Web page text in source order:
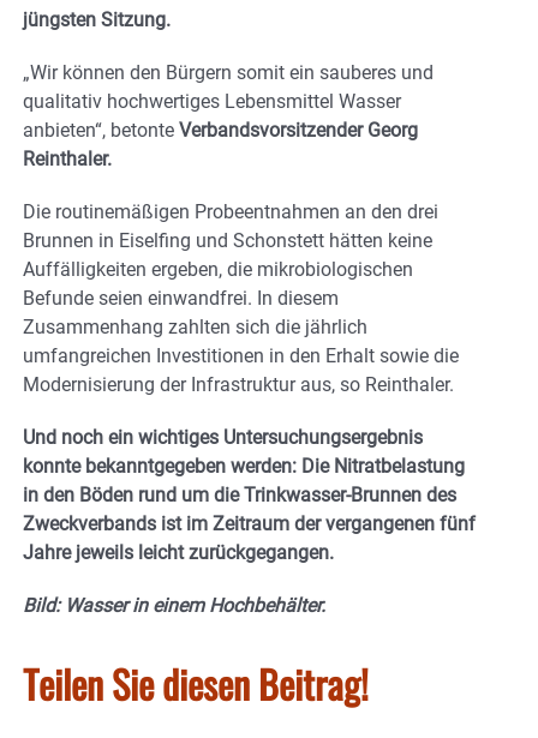
jüngsten Sitzung.
„Wir können den Bürgern somit ein sauberes und
qualitativ hochwertiges Lebensmittel Wasser
anbieten“, betonte Verbandsvorsitzender Georg
Reinthaler.
Die routinemäßigen Probeentnahmen an den drei
Brunnen in Eiselfing und Schonstett hätten keine
Auffälligkeiten ergeben, die mikrobiologischen
Befunde seien einwandfrei. In diesem
Zusammenhang zahlten sich die jährlich
umfangreichen Investitionen in den Erhalt sowie die
Modernisierung der Infrastruktur aus, so Reinthaler.
Und noch ein wichtiges Untersuchungsergebnis
konnte bekanntgegeben werden: Die Nitratbelastung
in den Böden rund um die Trinkwasser-Brunnen des
Zweckverbands ist im Zeitraum der vergangenen fünf
Jahre jeweils leicht zurückgegangen.
Bild: Wasser in einem Hochbehälter.
Teilen Sie diesen Beitrag!